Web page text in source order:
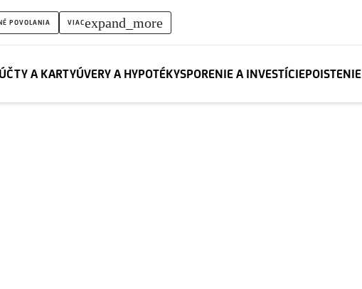
POVOLANIA VIACexpand_more
ÚČTY A KARTYÚVERY A HYPOTÉKYSPORENIE A INVESTÍCIEPOISTENIE